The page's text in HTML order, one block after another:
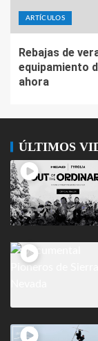
ARTÍCULOS
Rebajas de
equipamiento
ahora
ÚLTIMOS